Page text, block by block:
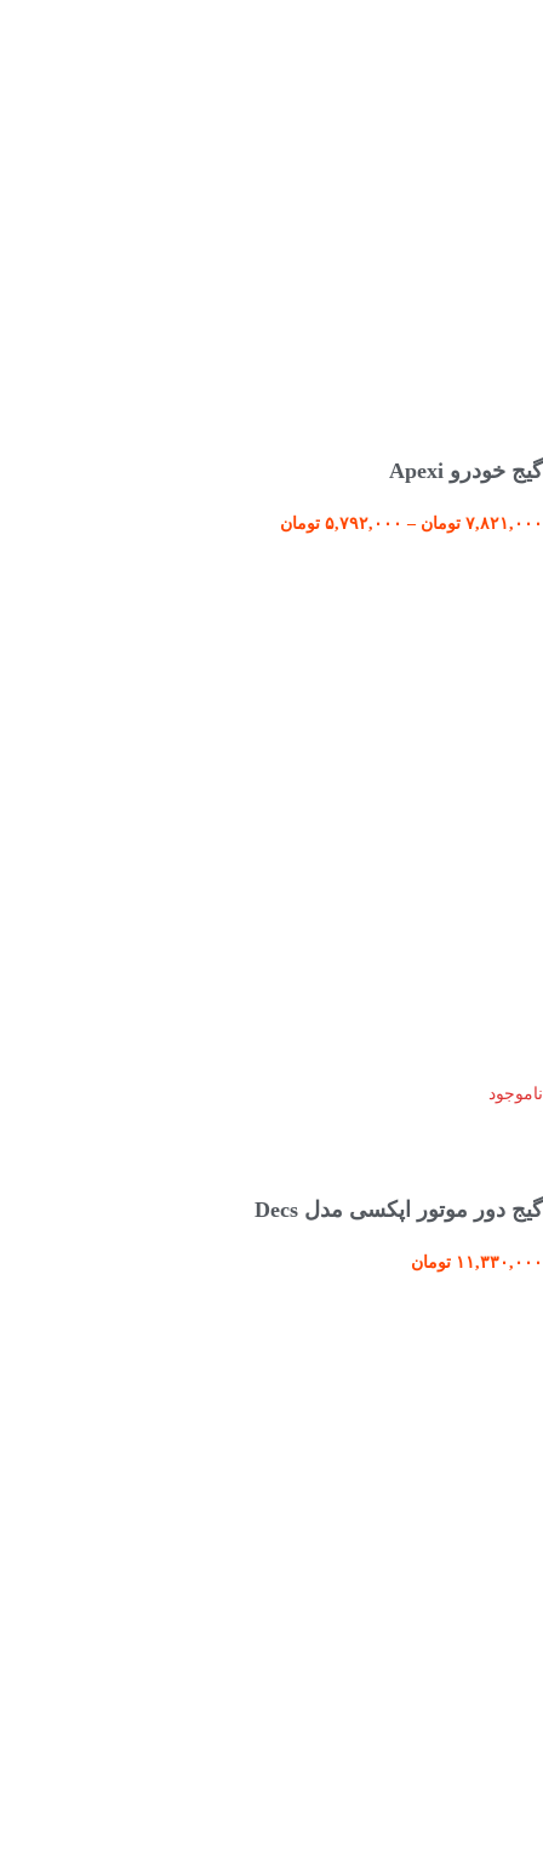
گیج خودرو Apexi
۷,۸۲۱,۰۰۰ تومان – ۵,۷۹۲,۰۰۰ تومان
ناموجود
گیج دور موتور اپکسی مدل Decs
۱۱,۳۳۰,۰۰۰ تومان